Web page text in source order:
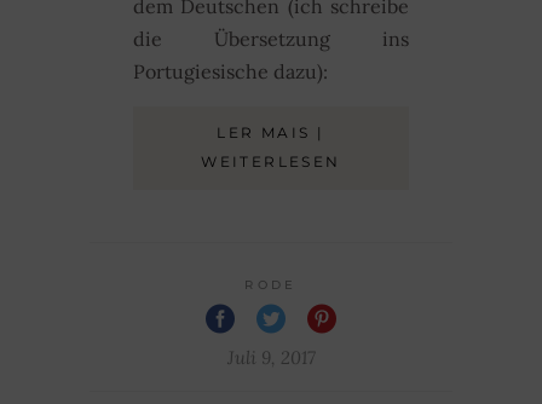
dem Deutschen (ich schreibe
die Übersetzung ins
Portugiesische dazu):
LER MAIS |
WEITERLESEN
RODE
Juli 9, 2017